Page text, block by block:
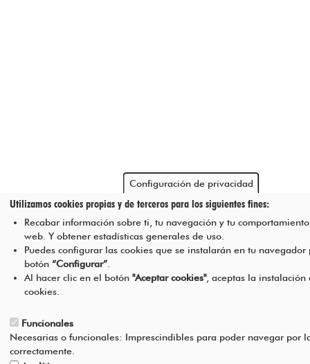
Configuración de privacidad
Utilizamos cookies propias y de terceros para los siguientes fines:
Recabar información sobre ti, tu navegación y tu
web. Y obtener estadísticas generales de uso.
Puedes configurar las cookies que se instalarán en tu navegador
botón “Configurar”.
Al hacer clic en el botón "Aceptar cookies", aceptas la instalación
cookies.
Funcionales
Necesarias o funcionales: Imprescindibles para poder navegar por
correctamente.